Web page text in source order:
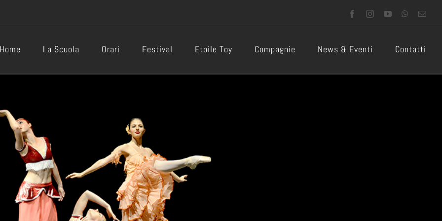
FacebookInstagramYouTubeWhatsApp
Home La Scuola Orari Festival Etoile Toy Compagnie News & Eventi Contatti